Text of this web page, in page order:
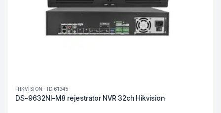
HIKVISION · ID 61345
DS-9632NI-M8 rejestrator NVR 32ch Hikvision